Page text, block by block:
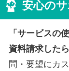
安心の
「サービスの
資料請求した
問・要望にカ